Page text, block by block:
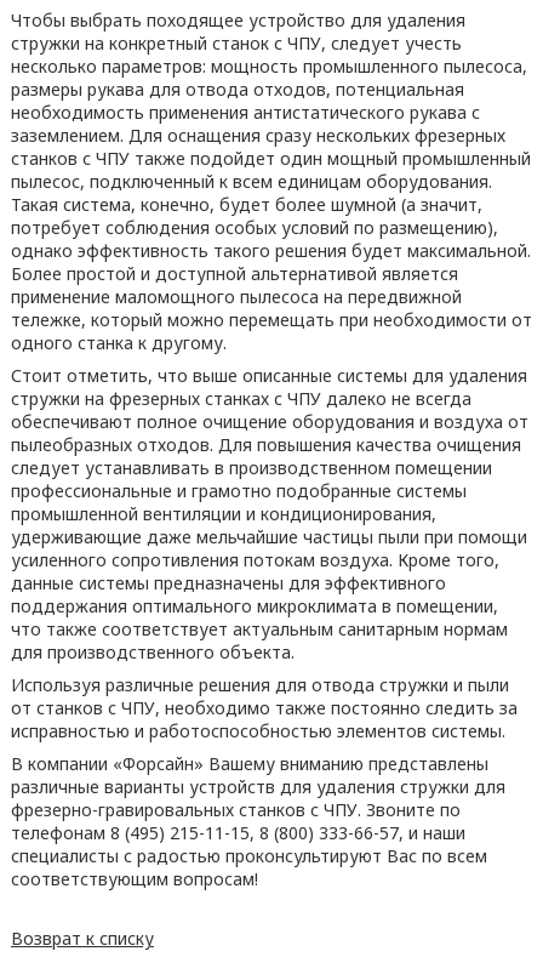
Чтобы выбрать походящее устройство для удаления
стружки на конкретный станок с ЧПУ, следует учесть
несколько параметров: мощность промышленного пылесоса,
размеры рукава для отвода отходов, потенциальная
необходимость применения антистатического рукава с
заземлением. Для оснащения сразу нескольких фрезерных
станков с ЧПУ также подойдет один мощный промышленный
пылесос, подключенный к всем единицам оборудования.
Такая система, конечно, будет более шумной (а значит,
потребует соблюдения особых условий по размещению),
однако эффективность такого решения будет максимальной.
Более простой и доступной альтернативой является
применение маломощного пылесоса на передвижной
тележке, который можно перемещать при необходимости от
одного станка к другому.
Стоит отметить, что выше описанные системы для удаления
стружки на фрезерных станках с ЧПУ далеко не всегда
обеспечивают полное очищение оборудования и воздуха от
пылеобразных отходов. Для повышения качества очищения
следует устанавливать в производственном помещении
профессиональные и грамотно подобранные системы
промышленной вентиляции и кондиционирования,
удерживающие даже мельчайшие частицы пыли при помощи
усиленного сопротивления потокам воздуха. Кроме того,
данные системы предназначены для эффективного
поддержания оптимального микроклимата в помещении,
что также соответствует актуальным санитарным нормам
для производственного объекта.
Используя различные решения для отвода стружки и пыли
от станков с ЧПУ, необходимо также постоянно следить за
исправностью и работоспособностью элементов системы.
В компании «Форсайн» Вашему вниманию представлены
различные варианты устройств для удаления стружки для
фрезерно-гравировальных станков с ЧПУ. Звоните по
телефонам 8 (495) 215-11-15, 8 (800) 333-66-57, и наши
специалисты с радостью проконсультируют Вас по всем
соответствующим вопросам!
Возврат к списку